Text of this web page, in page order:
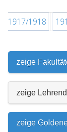
1917/1918
zeige
zeige
zeige